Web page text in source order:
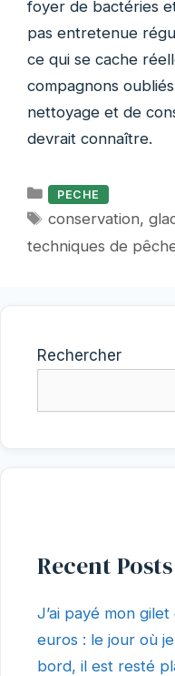
foyer de bactéries
pas entretenue
ce qui se cache
compagnons
nettoyage et de
devrait connaître.
Catégories
PECHE
Étiquettes
conservation,
techniques de
Rechercher
Recent Posts
J’ai payé mon
euros : le jour où
bord, il est resté